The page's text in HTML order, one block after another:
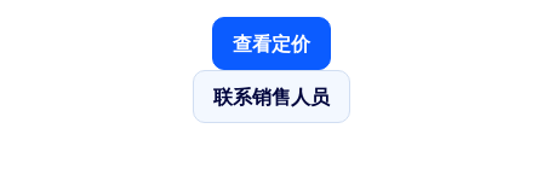
AI 优先的任务管理
查看定价
查看定价
联系销售人员
联系销售人员